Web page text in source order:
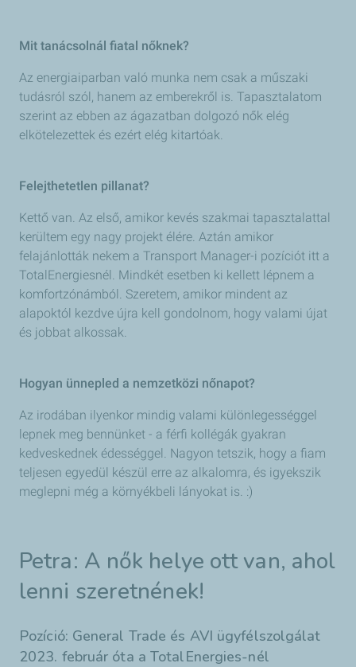
Mit tanácsolnál fiatal nőknek?
Az energiaiparban való munka nem csak a műszaki
tudásról szól, hanem az emberekről is. Tapasztalatom
szerint az ebben az ágazatban dolgozó nők elég
elkötelezettek és ezért elég kitartóak.
Felejthetetlen pillanat?
Kettő van. Az első, amikor kevés szakmai tapasztalattal
kerültem egy nagy projekt élére. Aztán amikor
felajánlották nekem a Transport Manager-i pozíciót itt a
TotalEnergiesnél. Mindkét esetben ki kellett lépnem a
komfortzónámból. Szeretem, amikor mindent az
alapoktól kezdve újra kell gondolnom, hogy valami újat
és jobbat alkossak.
Hogyan ünnepled a nemzetközi nőnapot?
Az irodában ilyenkor mindig valami különlegességgel
lepnek meg bennünket - a férfi kollégák gyakran
kedveskednek édességgel. Nagyon tetszik, hogy a fiam
teljesen egyedül készül erre az alkalomra, és igyekszik
meglepni még a környékbeli lányokat is. :)
Petra: A nők helye ott van, ahol
lenni szeretnének!
Pozíció: General Trade és AVI ügyfélszolgálat
2023. február óta a TotalEnergies-nél